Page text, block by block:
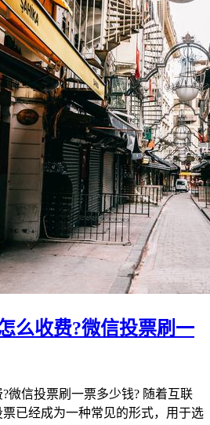
么收费?微信投票刷一
微信投票刷一票多少钱? 随着互联
已经成为一种常见的形式，用于选